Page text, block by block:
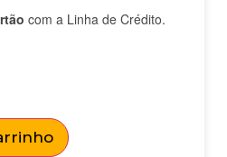
com a Linha de Crédito.